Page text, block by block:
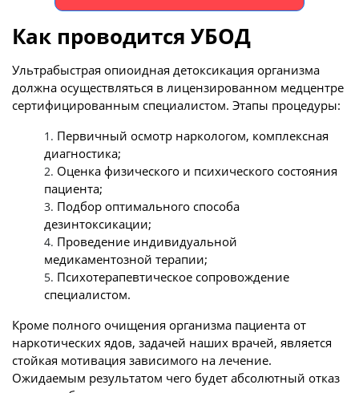
Как проводится УБОД
Ультрабыстрая опиоидная детоксикация организма
должна осуществляться в лицензированном медцентре
сертифицированным специалистом. Этапы процедуры:
Первичный осмотр наркологом, комплексная
диагностика;
Оценка физического и психического состояния
пациента;
Подбор оптимального способа
дезинтоксикации;
Проведение индивидуальной
медикаментозной терапии;
Психотерапевтическое сопровождение
специалистом.
Кроме полного очищения организма пациента от
наркотических ядов, задачей наших врачей, является
стойкая мотивация зависимого на лечение.
Ожидаемым результатом чего будет абсолютный отказ